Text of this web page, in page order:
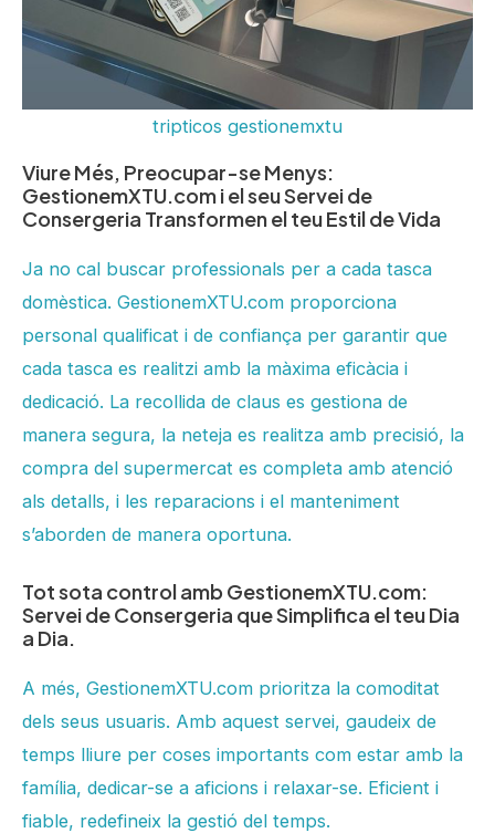
tripticos gestionemxtu
Viure Més, Preocupar-se Menys:
GestionemXTU.com i el seu Servei de
Consergeria Transformen el teu Estil de Vida
Ja no cal buscar professionals per a cada tasca
domèstica. GestionemXTU.com proporciona
personal qualificat i de confiança per garantir que
cada tasca es realitzi amb la màxima eficàcia i
dedicació. La recollida de claus es gestiona de
manera segura, la neteja es realitza amb precisió, la
compra del supermercat es completa amb atenció
als detalls, i les reparacions i el manteniment
s’aborden de manera oportuna.
Tot sota control amb GestionemXTU.com:
Servei de Consergeria que Simplifica el teu Dia
a Dia.
A més, GestionemXTU.com prioritza la comoditat
dels seus usuaris. Amb aquest servei, gaudeix de
temps lliure per coses importants com estar amb la
família, dedicar-se a aficions i relaxar-se. Eficient i
fiable, redefineix la gestió del temps.